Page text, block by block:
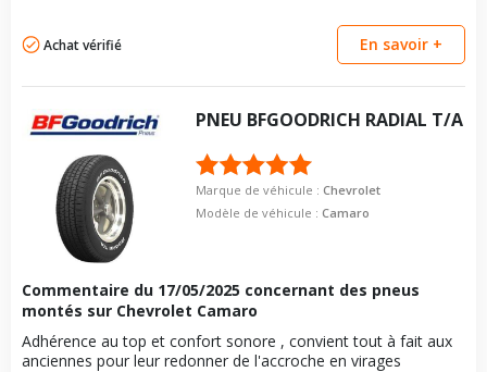
Achat vérifié En savoir +
PNEU BFGOODRICH RADIAL T/A
Marque de véhicule : Chevrolet
Modèle de véhicule : Camaro
Commentaire du 17/05/2025 concernant des pneus
montés sur Chevrolet Camaro
Adhérence au top et confort sonore , convient tout à fait aux
anciennes pour leur redonner de l'accroche en virages